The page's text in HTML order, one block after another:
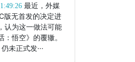
最近，外媒
版无首发的决定进
认为这一做法可能
：悟空》的覆辙。
未正式发···